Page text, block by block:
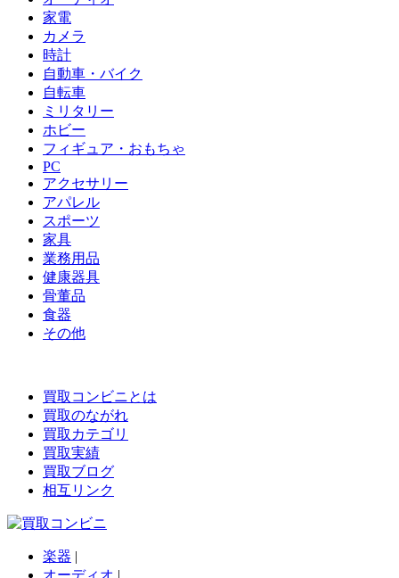
家電
カメラ
時計
自動車・バイク
自転車
ミリタリー
ホビー
フィギュア・おもちゃ
PC
アクセサリー
アパレル
スポーツ
家具
業務用品
健康器具
骨董品
食器
その他
買取コンビニとは
買取のながれ
買取カテゴリ
買取実績
買取ブログ
相互リンク
楽器 |
オーディオ |